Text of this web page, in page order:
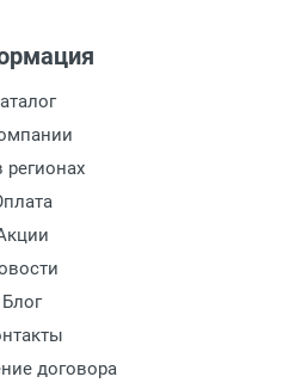
расходов за хранение
по Москве компанией
к вам пункта
компаниями по
по России.
Блог
договора